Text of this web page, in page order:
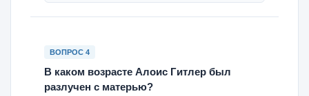
ВОПРОС 4
В каком возрасте Алоис Гитлер был
разлучен с матерью?